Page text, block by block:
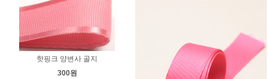
핫핑크 양변사 골지
300원